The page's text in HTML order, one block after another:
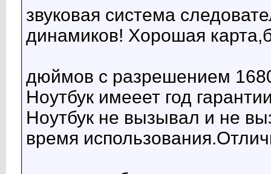
звуковая система
динамиков! Хорошая
дюймов с разрешением
Ноутбук имееет год
Ноутбук не вызывал и не
время